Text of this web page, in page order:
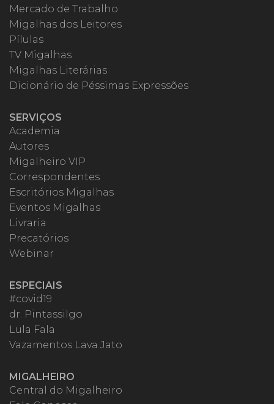
Mercado de Trabalho
Migalhas dos Leitores
Pílulas
TV Migalhas
Migalhas Literárias
Dicionário de Péssimas Expressões
SERVIÇOS
Academia
Autores
Migalheiro VIP
Correspondentes
Escritórios Migalhas
Eventos Migalhas
Livraria
Precatórios
Webinar
ESPECIAIS
#covid19
dr. Pintassilgo
Lula Fala
Vazamentos Lava Jato
MIGALHEIRO
Central do Migalheiro